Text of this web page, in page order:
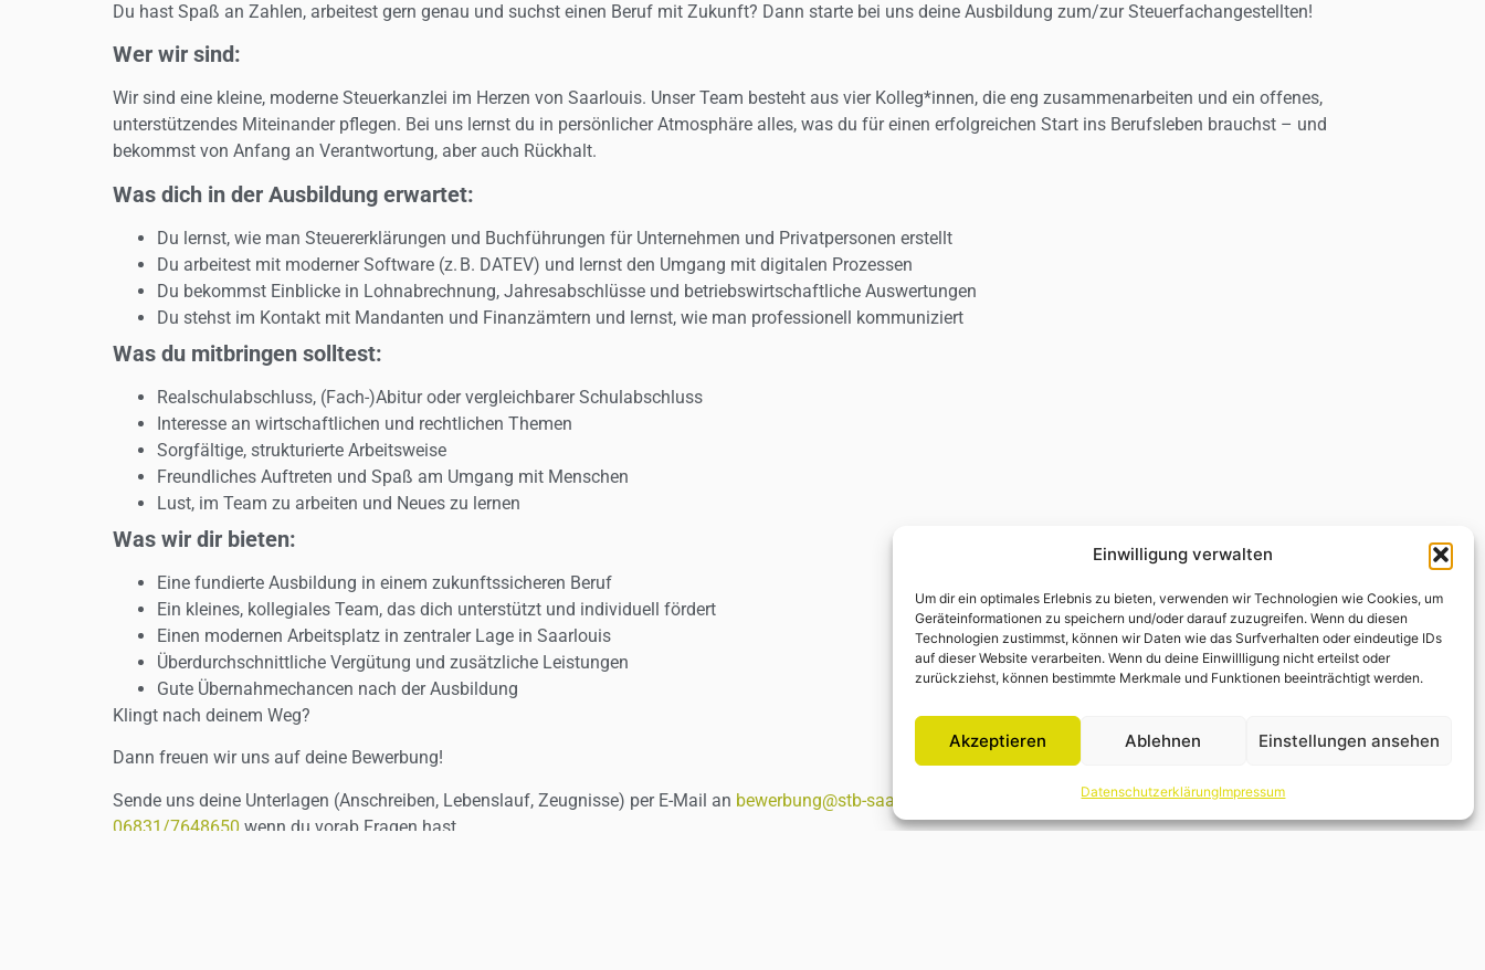
Einwilligung verwalten
Um dir ein optimales Erlebnis zu bieten, verwenden wir Technologien wie Cookies, um
Geräteinformationen zu speichern und/oder darauf zuzugreifen. Wenn du diesen
Technologien zustimmst, können wir Daten wie das Surfverhalten oder eindeutige IDs
auf dieser Website verarbeiten. Wenn du deine Einwillligung nicht erteilst oder
zurückziehst, können bestimmte Merkmale und Funktionen beeinträchtigt werden.
Akzeptieren Ablehnen Einstellungen ansehen
DatenschutzerklärungImpressum
Du hast Spaß an Zahlen, arbeitest gern genau und suchst einen Beruf mit Zukunft? Dann starte bei uns deine Ausbildung zum/zur Steuerfachangestellten!
Wer wir sind:
Wir sind eine kleine, moderne Steuerkanzlei im Herzen von Saarlouis. Unser Team besteht aus vier Kolleg*innen, die eng zusammenarbeiten und ein offenes,
unterstützendes Miteinander pflegen. Bei uns lernst du in persönlicher Atmosphäre alles, was du für einen erfolgreichen Start ins Berufsleben brauchst – und
bekommst von Anfang an Verantwortung, aber auch Rückhalt.
Was dich in der Ausbildung erwartet:
Du lernst, wie man Steuererklärungen und Buchführungen für Unternehmen und Privatpersonen erstellt
Du arbeitest mit moderner Software (z. B. DATEV) und lernst den Umgang mit digitalen Prozessen
Du bekommst Einblicke in Lohnabrechnung, Jahresabschlüsse und betriebswirtschaftliche Auswertungen
Du stehst im Kontakt mit Mandanten und Finanzämtern und lernst, wie man professionell kommuniziert
Was du mitbringen solltest:
Realschulabschluss, (Fach-)Abitur oder vergleichbarer Schulabschluss
Interesse an wirtschaftlichen und rechtlichen Themen
Sorgfältige, strukturierte Arbeitsweise
Freundliches Auftreten und Spaß am Umgang mit Menschen
Lust, im Team zu arbeiten und Neues zu lernen
Was wir dir bieten:
Eine fundierte Ausbildung in einem zukunftssicheren Beruf
Ein kleines, kollegiales Team, das dich unterstützt und individuell fördert
Einen modernen Arbeitsplatz in zentraler Lage in Saarlouis
Überdurchschnittliche Vergütung und zusätzliche Leistungen
Gute Übernahmechancen nach der Ausbildung
Klingt nach deinem Weg?
Dann freuen wir uns auf deine Bewerbung!
Sende uns deine Unterlagen (Anschreiben, Lebenslauf, Zeugnisse) per E-Mail an bewerbung@stb-saarlouis.de
oder melde dich einfach telefonisch unter
06831/7648650 wenn du vorab Fragen hast.